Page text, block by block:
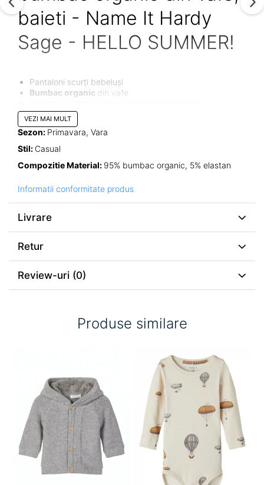
baieti - Name It Hardy
Sage - HELLO SUMMER!
Pantaloni scurți bebeluși
Bumbac organic din vafe
Cordonel în talie
Buzunar frontal
Culoare gri
moale și absoarbe perfect umiditatea.Pantalonii scurți
VEZI MAI MULT
Sezon: Primavara, Vara
Stil: Casual
Compozitie Material: 95% bumbac organic, 5% elastan
Informatii conformitate produs
Livrare
Retur
Review-uri (0)
Produse similare